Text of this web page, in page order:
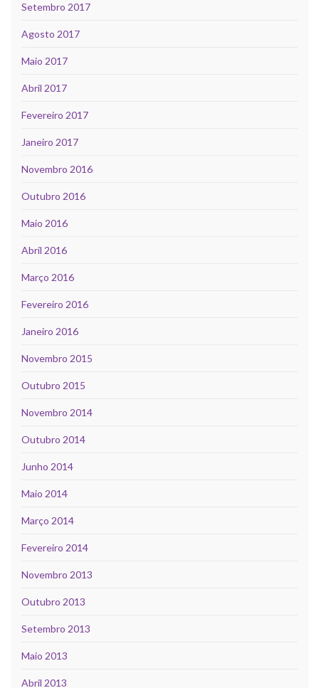
Setembro 2017
Agosto 2017
Maio 2017
Abril 2017
Fevereiro 2017
Janeiro 2017
Novembro 2016
Outubro 2016
Maio 2016
Abril 2016
Março 2016
Fevereiro 2016
Janeiro 2016
Novembro 2015
Outubro 2015
Novembro 2014
Outubro 2014
Junho 2014
Maio 2014
Março 2014
Fevereiro 2014
Novembro 2013
Outubro 2013
Setembro 2013
Maio 2013
Abril 2013